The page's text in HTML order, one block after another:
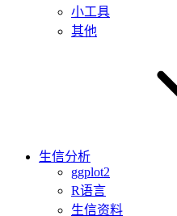
小工具
其他
生信分析
ggplot2
R语言
生信资料